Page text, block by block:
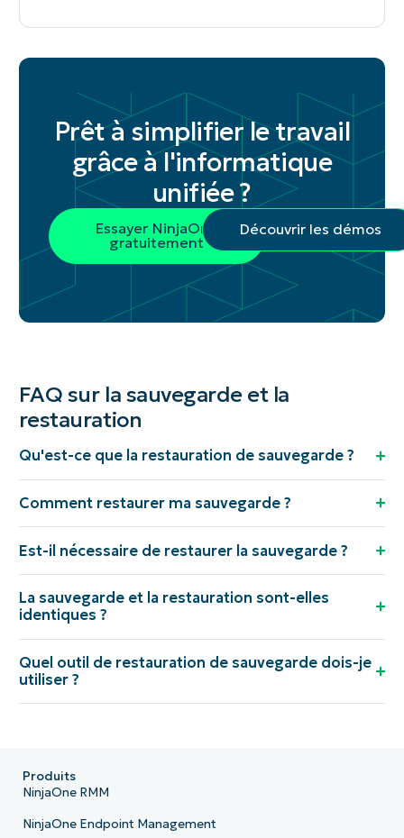
Prêt à simplifier le travail
grâce à l'informatique
unifiée ?
Essayer NinjaOne
gratuitement
Découvrir les démos
FAQ sur la sauvegarde et la
restauration
Qu'est-ce que la restauration de sauvegarde ?
Comment restaurer ma sauvegarde ?
Est-il nécessaire de restaurer la sauvegarde ?
La sauvegarde et la restauration sont-elles
identiques ?
Quel outil de restauration de sauvegarde dois-je
utiliser ?
Produits
NinjaOne RMM
NinjaOne Endpoint Management